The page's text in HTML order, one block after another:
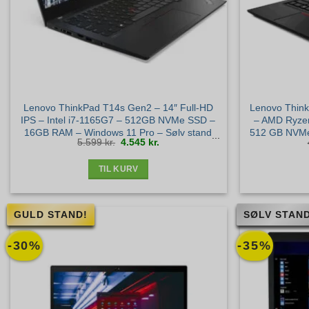
Lenovo ThinkPad T14s Gen2 – 14″ Full-HD
IPS – Intel i7-1165G7 – 512GB NVMe SSD –
16GB RAM – Windows 11 Pro – Sølv stand
5.599kr. Den
oprindelige
pris
4.545 kr.
TIL KURV
Lenovo
– AMD
512 GB
-30%
GULD STAND!
-35%
SØLV